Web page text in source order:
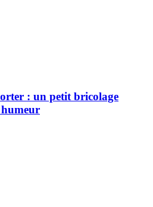
: un petit bricolage